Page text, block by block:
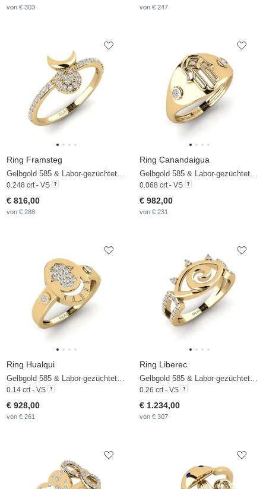
von € 303 von € 247
Ring Framsteg
0.248 crt - VS
€ 816,00
von € 288
Ring Canandaigua
0.068 crt - VS
€ 982,00
von € 231
Ring Hualqui
0.14 crt - VS
€ 928,00
von € 261
Ring Liberec
0.26 crt - VS
€ 1.234,00
von € 307